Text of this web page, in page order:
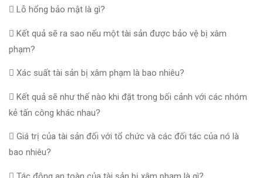
 Lỗ hổng bảo mật là gì?
 Kết quả sẽ ra sao nếu một tài sản được bảo vệ bị xâm
phạm?
 Xác suất tài sản bị xâm phạm là bao nhiêu?
 Kết quả sẽ như thế nào khi đặt trong bối cảnh với các nhóm
kẻ tấn công khác nhau?
 Giá trị của tài sản đối với tổ chức và các đối tác của nó là
bao nhiêu?